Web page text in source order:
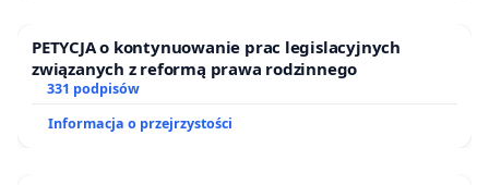
PETYCJA o kontynuowanie prac legislacyjnych
związanych z reformą prawa rodzinnego
331 podpisów
Informacja o przejrzystości